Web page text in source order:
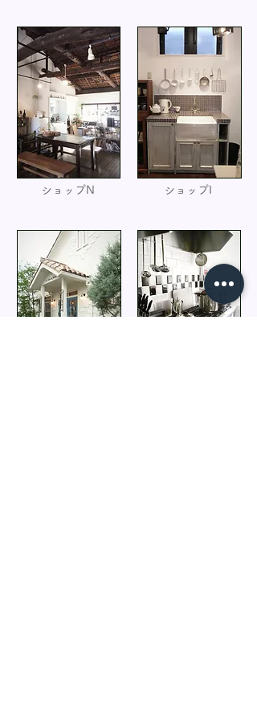
ショップN ショップI